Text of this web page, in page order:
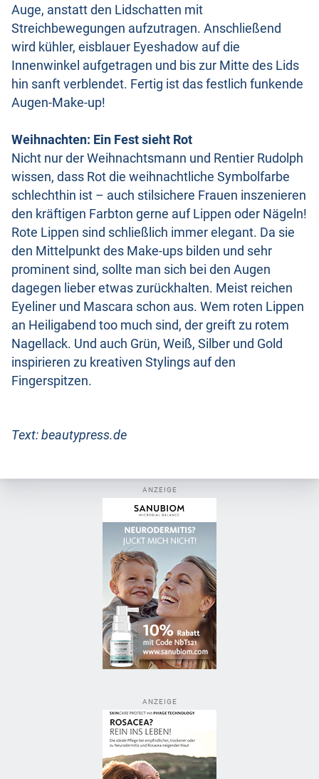
Auge, anstatt den Lidschatten mit
Streichbewegungen aufzutragen. Anschließend
wird kühler, eisblauer Eyeshadow auf die
Innenwinkel aufgetragen und bis zur Mitte des Lids
hin sanft verblendet. Fertig ist das festlich funkende
Augen-Make-up!
Weihnachten: Ein Fest sieht Rot
Nicht nur der Weihnachtsmann und Rentier Rudolph
wissen, dass Rot die weihnachtliche Symbolfarbe
schlechthin ist – auch stilsichere Frauen inszenieren
den kräftigen Farbton gerne auf Lippen oder Nägeln!
Rote Lippen sind schließlich immer elegant. Da sie
den Mittelpunkt des Make-ups bilden und sehr
prominent sind, sollte man sich bei den Augen
dagegen lieber etwas zurückhalten. Meist reichen
Eyeliner und Mascara schon aus. Wem roten Lippen
an Heiligabend too much sind, der greift zu rotem
Nagellack. Und auch Grün, Weiß, Silber und Gold
inspirieren zu kreativen Stylings auf den
Fingerspitzen.
Text: beautypress.de
ANZEIGE
ANZEIGE